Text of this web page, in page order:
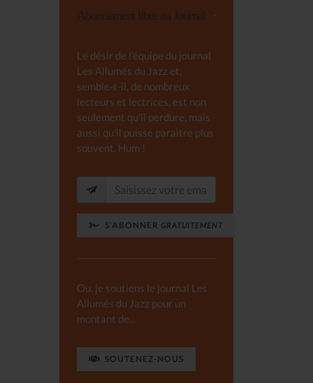
Abonnement libre au Journal
Le désir de l'équipe du journal
Les Allumés du Jazz et,
semble-t-il, de nombreux
lecteurs et lectrices, est non
seulement qu'il perdure, mais
aussi qu'il puisse paraître plus
souvent. Hum !
S'ABONNER GRATUITEMENT
Ou, je soutiens le journal Les
Allumés du Jazz pour un
montant de...
SOUTENEZ-NOUS